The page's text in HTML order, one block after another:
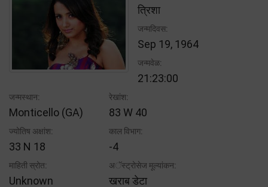
त्रिशा
जन्मदिवस:
Sep 19, 1964
जन्मवेळ:
21:23:00
जन्मस्थान:
Monticello (GA)
रेखांश:
83 W 40
ज्योतिष अक्षांश:
33 N 18
काल विभाग:
-4
माहिती स्रोत:
Unknown
अॅस्ट्रोसेज मूल्यांकन:
खराब डेटा